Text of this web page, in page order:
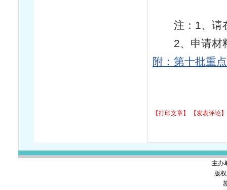
注：1、请
2、申请材料
附：第十批重
【打印文章】 【发表评论】
主办
版